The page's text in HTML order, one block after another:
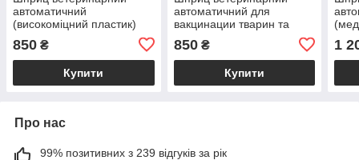
автоматичний
(високоміцний пластик)
850 ₴
Купити
автоматичний для
вакцинации тварин та
(високоміцний пластик)
850₴
Купити
1
Про нас
99% позитивних з 239 відгуків за рік